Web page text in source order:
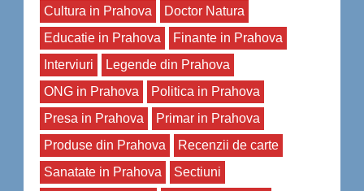
Cultura in Prahova
Doctor Natura
Educatie in Prahova
Finante in Prahova
Interviuri
Legende din Prahova
ONG in Prahova
Politica in Prahova
Presa in Prahova
Primar in Prahova
Produse din Prahova
Recenzii de carte
Sanatate in Prahova
Sectiuni